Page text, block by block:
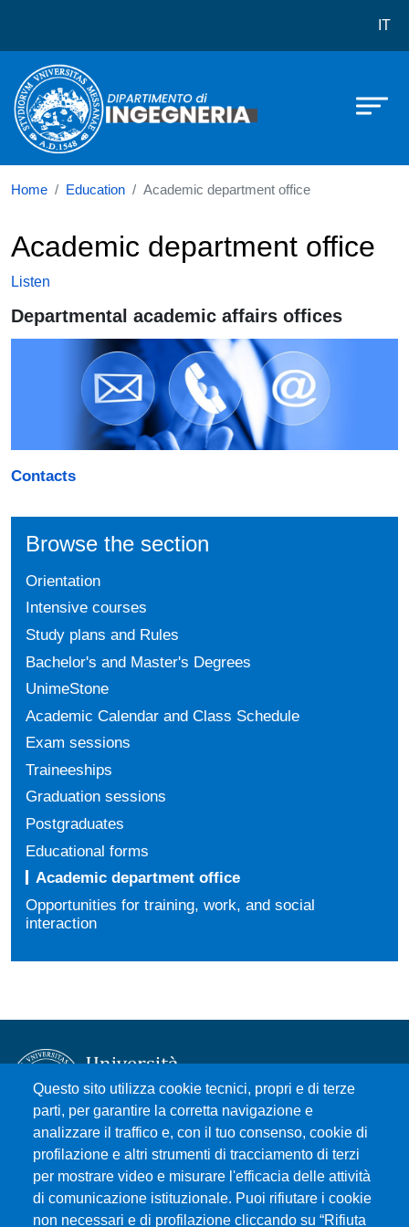
IT
Home Education Academic department office
Academic department office
Listen
Departmental academic affairs offices
Contacts
Browse the section
Orientation
Intensive courses
Study plans and Rules
Bachelor's and Master's Degrees
UnimeStone
Academic Calendar and Class Schedule
Exam sessions
Traineeships
Graduation sessions
Postgraduates
Educational forms
Academic department office
Opportunities for training, work, and social
interaction
Questo sito utilizza cookie tecnici, propri e di terze
parti, per garantire la corretta navigazione e
analizzare il traffico e, con il tuo consenso, cookie di
profilazione e altri strumenti di tracciamento di terzi
per mostrare video e misurare l'efficacia delle attività
di comunicazione istituzionale. Puoi rifiutare i cookie
non necessari e di profilazione cliccando su “Rifiuta
Università degli Studi di Messina
Piazza Pugliatti, 1 - 98122 Messina
Cod. Fiscale 80004070837
P.IVA 00724160833